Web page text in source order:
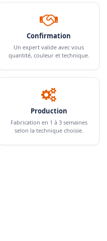
Confirmation
Un expert valide avec vous
quantité, couleur et technique.
Production
Fabrication en 1 à 3 semaines
selon la technique choisie.